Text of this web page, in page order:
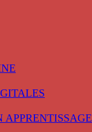
APPRENTISSAGE